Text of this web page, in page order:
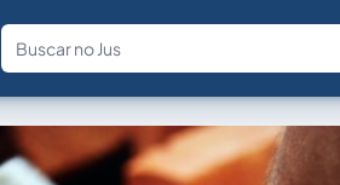
Fale com a IA